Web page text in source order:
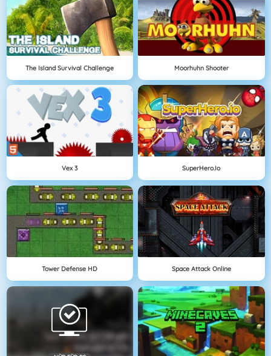
The Island Survival Challenge Moorhuhn Shooter
Vex 3 SuperHero.io
Tower Defense HD Space Attack Online